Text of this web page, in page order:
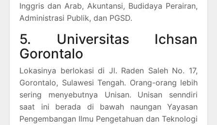
Inggris dan Arab, Akuntansi, Budidaya Perairan,
Administrasi Publik, dan PGSD.
5. Universitas Ichsan
Gorontalo
Lokasinya berlokasi di Jl. Raden Saleh No. 17,
Gorontalo, Sulawesi Tengah. Orang-orang lebih
sering menyebutnya Unisan. Unisan senndiri
saat ini berada di bawah naungan Yayasan
Pengembangan Ilmu Pengetahuan dan Teknologi